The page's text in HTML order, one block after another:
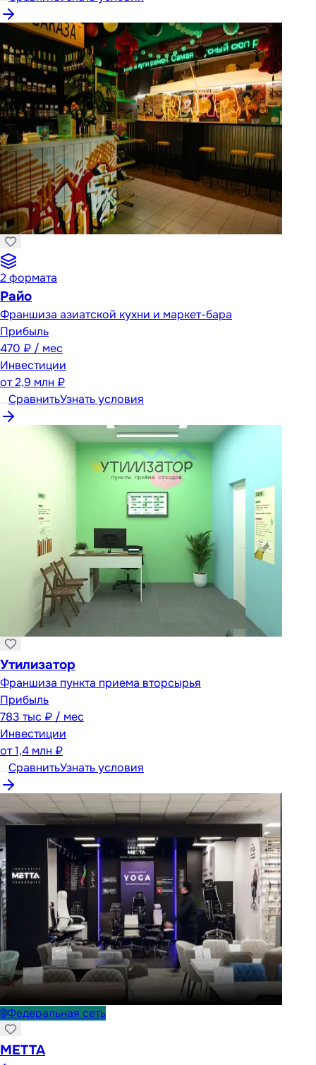
2формата
Райо
Франшиза азиатской кухни и маркет-бара
Прибыль
470 ₽ / мес
Инвестиции
от2,9 млн ₽
СравнитьУзнать условия
Утилизатор
Франшиза пункта приема вторсырья
Прибыль
783 тыс ₽ / мес
Инвестиции
от1,4 млн ₽
СравнитьУзнать условия
🌐Федеральная сеть
METTA